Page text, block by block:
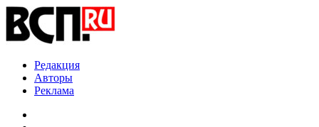
Редакция
Авторы
Реклама